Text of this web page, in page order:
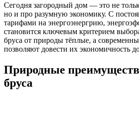
Сегодня загородный дом — это не
но и про разумную экономику. С
тарифами на энергоэнергрию,
становится ключевым критерием
бруса от природы тёплые, а
позволяют довести их экономичность
Природные
бруса